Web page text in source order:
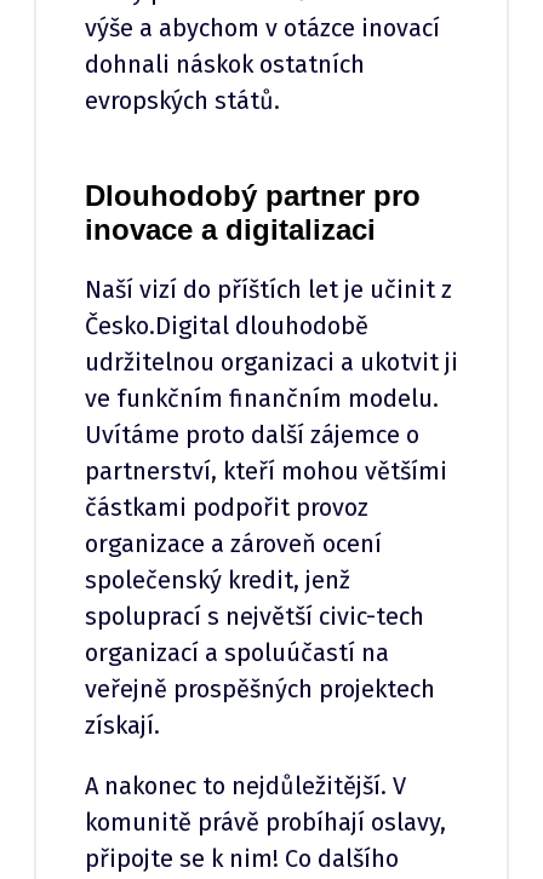
výše a abychom v otázce inovací
dohnali náskok ostatních
evropských států.
Dlouhodobý partner pro
inovace a digitalizaci
Naší vizí do příštích let je učinit z
Česko.Digital dlouhodobě
udržitelnou organizaci a ukotvit ji
ve funkčním finančním modelu.
Uvítáme proto další zájemce o
partnerství, kteří mohou většími
částkami podpořit provoz
organizace a zároveň ocení
společenský kredit, jenž
spoluprací s největší civic-tech
organizací a spoluúčastí na
veřejně prospěšných projektech
získají.
A nakonec to nejdůležitější. V
komunitě právě probíhají oslavy,
připojte se k nim! Co dalšího